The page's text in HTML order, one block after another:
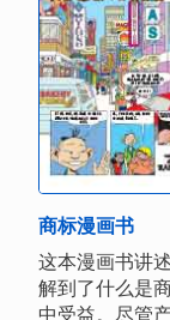
商标漫画书
这本漫画书讲
解到了什么是
中受益。尽管